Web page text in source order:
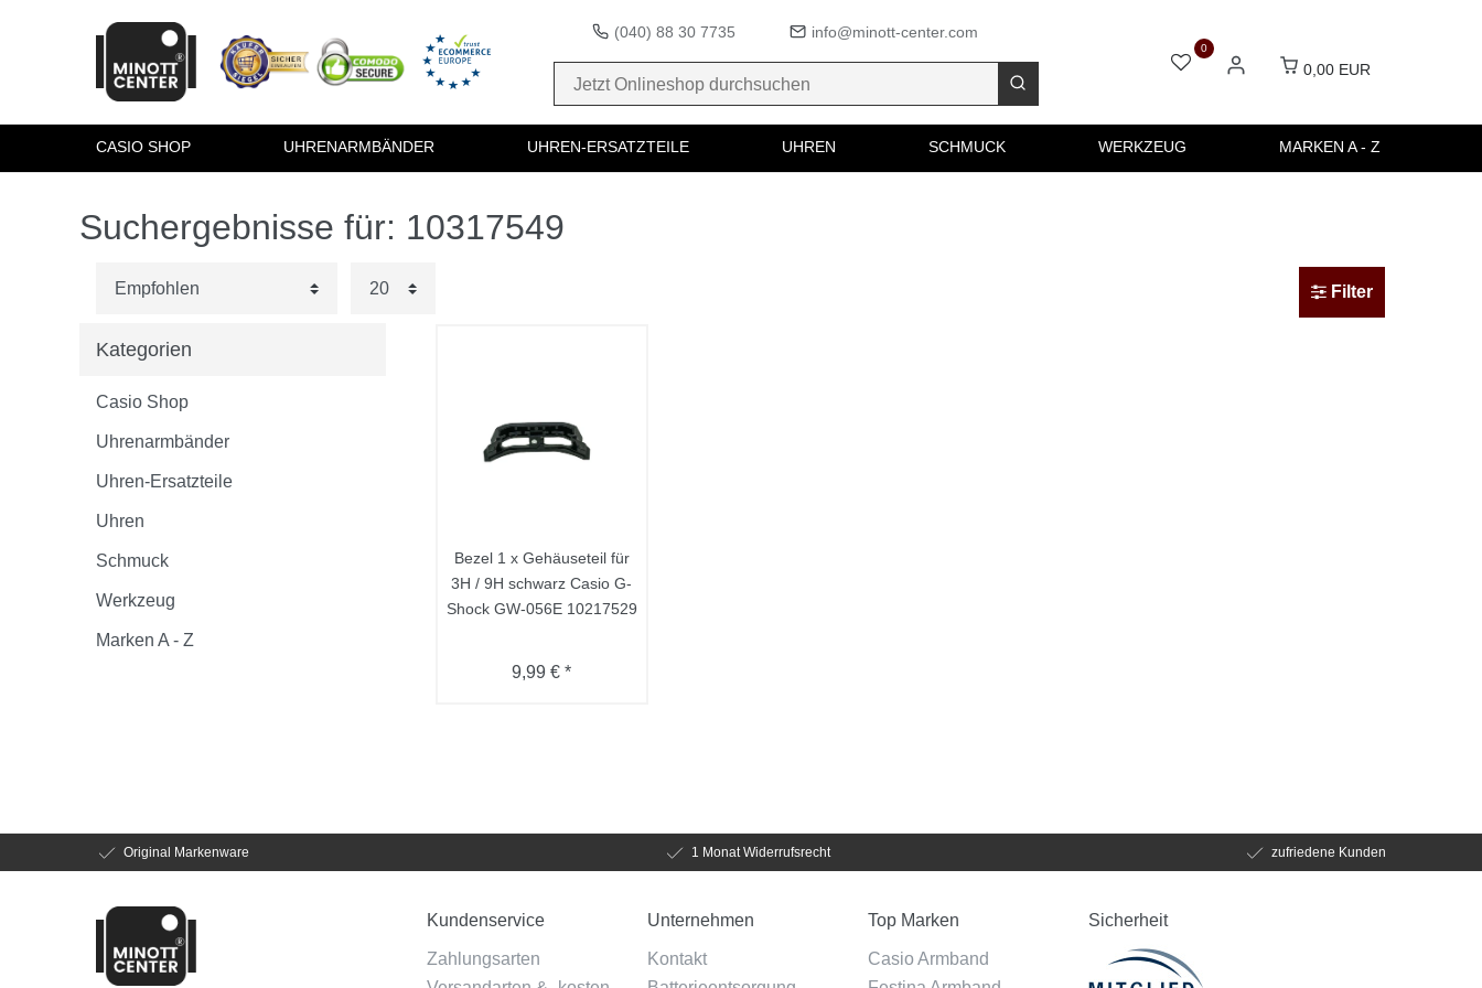
(040) 88 30 7735 info@minott-center.com
0
0,00 EUR
CASIO SHOP UHRENARMBÄNDER UHREN-ERSATZTEILE UHREN SCHMUCK WERKZEUG MARKEN A - Z
Suchergebnisse für: 10317549
Filter
Kategorien
Casio Shop
Uhrenarmbänder
Uhren-Ersatzteile
Uhren
Schmuck
Werkzeug
Marken A - Z
Bezel 1 x Gehäuseteil für
3H / 9H schwarz Casio G-
Shock GW-056E 10217529
9,99 € *
Original Markenware 1 Monat Widerrufsrecht zufriedene Kunden
Kundenservice
Zahlungsarten
Unternehmen
Kontakt
Top Marken
Casio Armband
Sicherheit